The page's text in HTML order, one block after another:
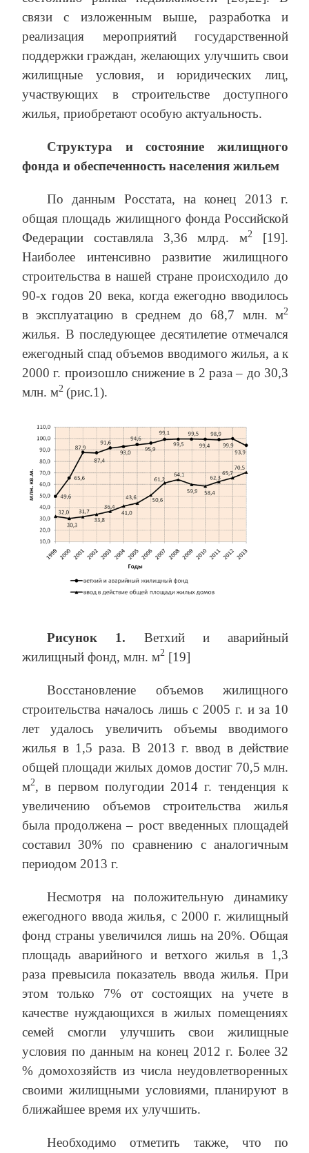
связи с изложенным выше, разработка и
реализация мероприятий государственной
поддержки граждан, желающих улучшить свои
жилищные условия, и юридических лиц,
участвующих в строительстве доступного
жилья, приобретают особую актуальность.
Структура и состояние жилищного
фонда и обеспеченность населения жильем
По данным Росстата, на конец 2013 г.
общая площадь жилищного фонда Российской
Федерации составляла 3,36 млрд. м2
[19].
Наиболее интенсивно развитие жилищного
строительства в нашей стране происходило до
90-х годов 20 века, когда ежегодно вводилось
в эксплуатацию в среднем до 68,7 млн. м2
жилья. В последующее десятилетие отмечался
ежегодный спад объемов вводимого жилья, а к
2000 г. произошло снижение в 2 раза – до 30,3
млн. м2 (рис.1).
Рисунок 1. Ветхий и аварийный
жилищный фонд, млн. м2 [19]
Восстановление объемов жилищного
строительства началось лишь с 2005 г. и за 10
лет удалось увеличить объемы вводимого
жилья в 1,5 раза. В 2013 г. ввод в действие
общей площади жилых домов достиг 70,5 млн.
м2, в первом полугодии 2014 г. тенденция к
увеличению объемов строительства жилья
была продолжена – рост введенных площадей
составил 30% по сравнению с аналогичным
периодом 2013 г.
Несмотря на положительную динамику
ежегодного ввода жилья, с 2000 г. жилищный
фонд страны увеличился лишь на 20%. Общая
площадь аварийного и ветхого жилья в 1,3
раза превысила показатель ввода жилья. При
этом только 7% от состоящих на учете в
качестве нуждающихся в жилых помещениях
семей смогли улучшить свои жилищные
условия по данным на конец 2012 г. Более 32
% домохозяйств из числа неудовлетворенных
своими жилищными условиями, планируют в
ближайшее время их улучшить.
Необходимо отметить также, что по